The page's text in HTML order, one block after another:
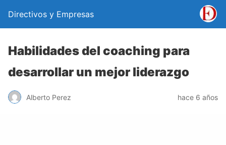
Directivos y Empresas
Habilidades del coaching para
desarrollar un mejor liderazgo
Alberto Perez hace 6 años